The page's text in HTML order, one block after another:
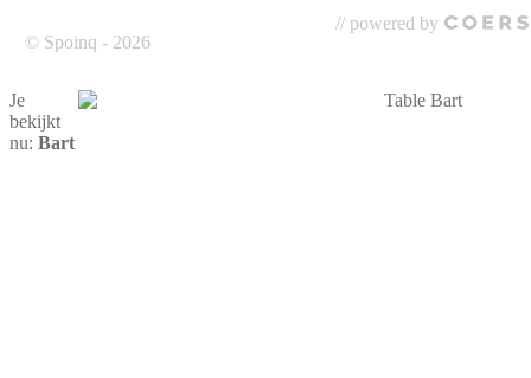
© Spoinq - 2026
// powered by
Je
bekijkt
nu: Bart